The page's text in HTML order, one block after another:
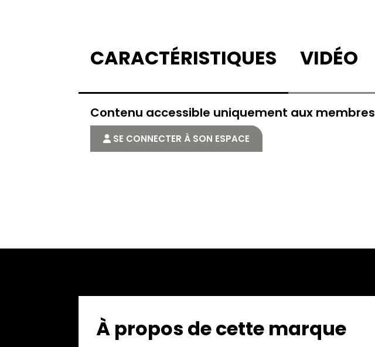
CARACTÉRISTIQUES VIDÉO
Contenu accessible uniquement aux membres
SE CONNECTER À SON ESPACE
À propos de cette marque